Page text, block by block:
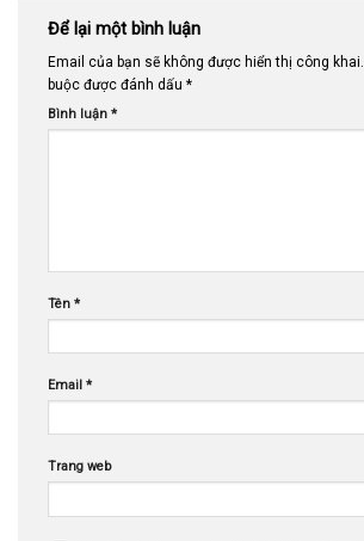
Để lại một bình luận
Email của bạn sẽ không được hiển thị công khai.
buộc được đánh dấu *
Bình luận *
Tên *
Email *
Trang web